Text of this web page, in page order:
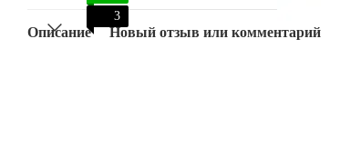
3
Описание Новый отзыв или комментарий